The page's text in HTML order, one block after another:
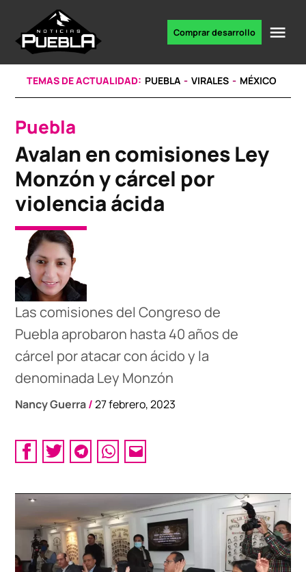
content
noticias
Comprar desarrollo
TEMAS DE ACTUALIDAD: PUEBLA VIRALES MÉXICO
POSTED
IN
Puebla
Avalan en comisiones Ley
Monzón y cárcel por
violencia ácida
Las comisiones del Congreso de
Puebla aprobaron hasta 40 años de
cárcel por atacar con ácido y la
denominada Ley Monzón
Nancy Guerra/ 27 febrero, 2023